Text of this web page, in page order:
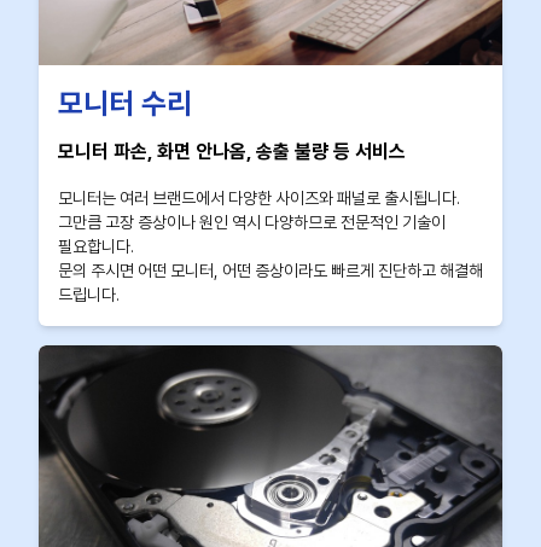
모니터 수리
모니터 파손, 화면 안나옴, 송출 불량 등 서비스
모니터는 여러 브랜드에서 다양한 사이즈와 패널로 출시됩니다.
그만큼 고장 증상이나 원인 역시 다양하므로 전문적인 기술이
필요합니다.
문의 주시면 어떤 모니터, 어떤 증상이라도 빠르게 진단하고 해결해
드립니다.